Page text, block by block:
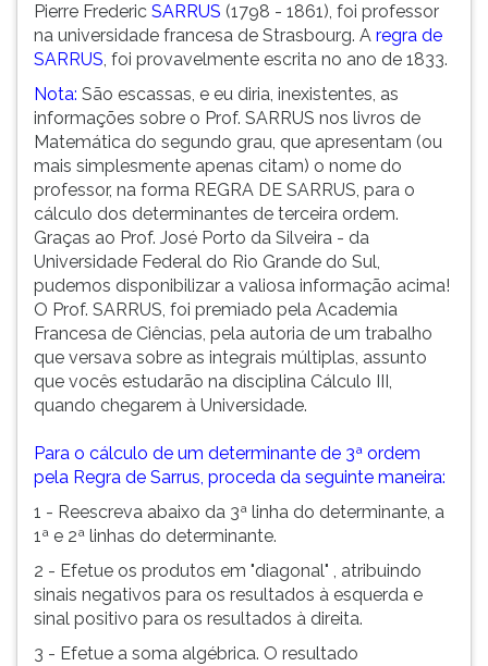
Pierre Frederic SARRUS (1798 - 1861), foi professor
na universidade francesa de Strasbourg. A regra de
SARRUS, foi provavelmente escrita no ano de 1833.
Nota: São escassas, e eu diria, inexistentes, as
informações sobre o Prof. SARRUS nos livros de
Matemática do segundo grau, que apresentam (ou
mais simplesmente apenas citam) o nome do
professor, na forma REGRA DE SARRUS, para o
cálculo dos determinantes de terceira ordem.
Graças ao Prof. José Porto da Silveira - da
Universidade Federal do Rio Grande do Sul,
pudemos disponibilizar a valiosa informação acima!
O Prof. SARRUS, foi premiado pela Academia
Francesa de Ciências, pela autoria de um trabalho
que versava sobre as integrais múltiplas, assunto
que vocês estudarão na disciplina Cálculo III,
quando chegarem à Universidade.
Para o cálculo de um determinante de 3ª ordem
pela Regra de Sarrus, proceda da seguinte maneira:
1 - Reescreva abaixo da 3ª linha do determinante, a
1ª e 2ª linhas do determinante.
2 - Efetue os produtos em "diagonal" , atribuindo
sinais negativos para os resultados à esquerda e
sinal positivo para os resultados à direita.
3 - Efetue a soma algébrica. O resultado